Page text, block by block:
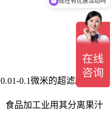
0.1微米的超滤膜 ，可
食品加工业用其分离果汁
可以介绍下你们的产品么